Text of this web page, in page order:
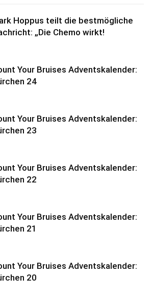
Hoppus teilt die bestmögliche
„Die Chemo wirkt!
Your Bruises Adventskalender:
24
Your Bruises Adventskalender:
23
Your Bruises Adventskalender:
22
Your Bruises Adventskalender:
21
Your Bruises Adventskalender:
20